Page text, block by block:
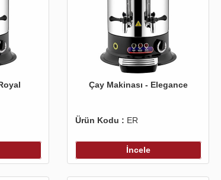
Çay Makinası - Elegance
Ürün Kodu : ER
İncele